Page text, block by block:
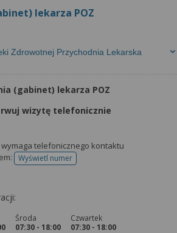
lekarza POZ
Zdrowotnej Przychodnia Lekarska
(gabinet) lekarza POZ
wizytę telefonicznie
telefonicznego kontaktu
Wyświetl numertelefonu do rejestracji
Środa
07:30 - 18:00
Czwartek
07:30 - 18:00